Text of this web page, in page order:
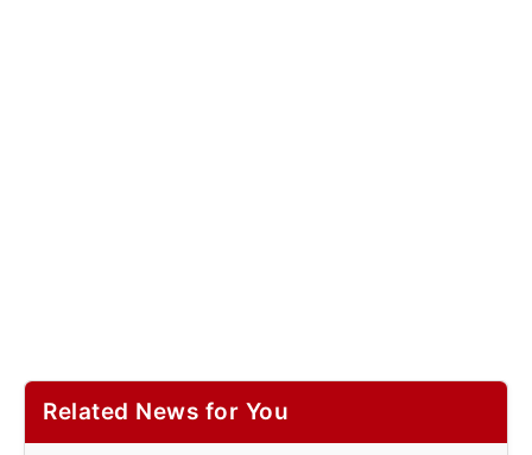
Related News for You